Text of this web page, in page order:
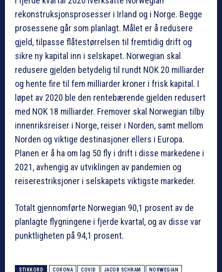
rekonstruksjonsprosesser i Irland og i Norge. Begge
prosessene går som planlagt. Målet er å redusere
gjeld, tilpasse flåtestørrelsen til fremtidig drift og
sikre ny kapital inn i selskapet. Norwegian skal
redusere gjelden betydelig til rundt NOK 20 milliarder
og hente fire til fem milliarder kroner i frisk kapital. I
løpet av 2020 ble den rentebærende gjelden redusert
med NOK 18 milliarder. Fremover skal Norwegian tilby
innenriksreiser i Norge, reiser i Norden, samt mellom
Norden og viktige destinasjoner ellers i Europa.
Planen er å ha om lag 50 fly i drift i disse markedene i
2021, avhengig av utviklingen av pandemien og
reiserestriksjoner i selskapets viktigste markeder.
Totalt gjennomførte Norwegian 90,1 prosent av de
planlagte flygningene i fjerde kvartal, og av disse var
punktligheten på 94,1 prosent.
STIKKORD CORONA COVID JACOB SCHRAM NORWEGIAN